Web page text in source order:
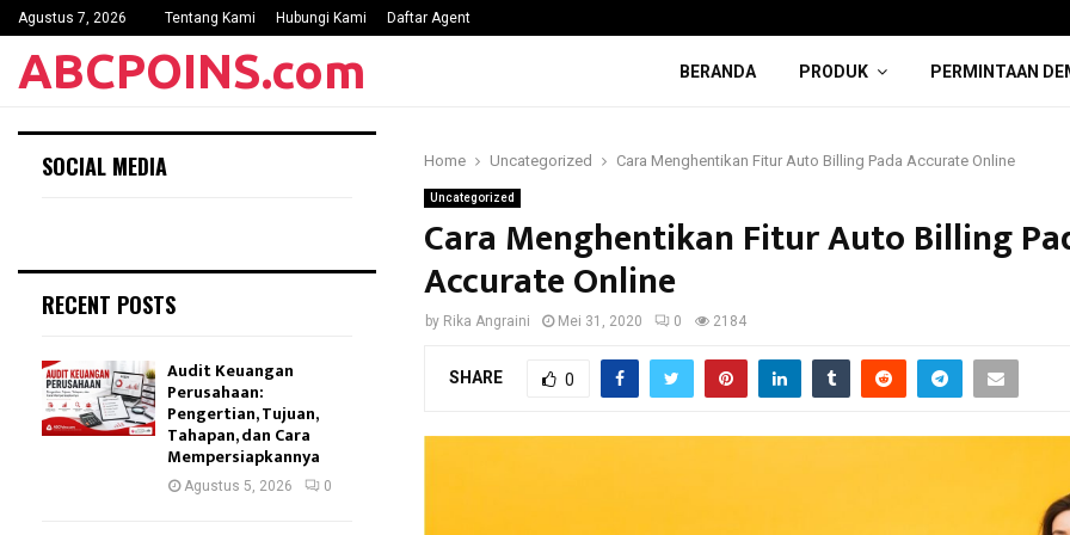
Agustus 7, 2026 Tentang Kami Hubungi Kami Daftar Agent
ABCPOINS.com BERANDA PRODUK PERMINTAAN
Home Uncategorized Cara Menghentikan Fitur Auto Billing Pada Accurate Online
Uncategorized
Cara Menghentikan Fitur Auto Billing
Accurate Online
by Rika Angraini Mei 31, 2020 0 2184
SHARE 0
SOCIAL MEDIA
RECENT POSTS
Audit Keuangan
Perusahaan:
Pengertian, Tujuan,
Tahapan, dan Cara
Mempersiapkannya
Agustus 5, 2026 0